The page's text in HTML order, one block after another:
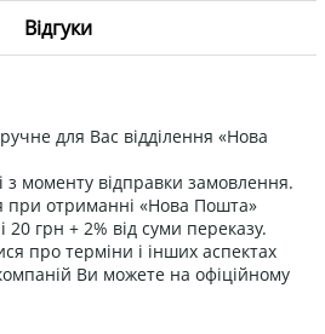
Відгуки
для Вас відділення «Нова
з моменту відправки замовлення.
при отриманні «Нова Пошта»
20 грн + 2% від суми переказу.
про терміни і інших аспектах
Ви можете на офіційному